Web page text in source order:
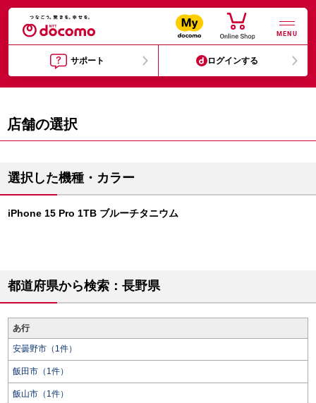
MENU
サポート ログインする
店舗の選択
選択した機種・カラー
iPhone 15 Pro 1TB ブルーチタニウム
都道府県から検索：長野県
あ行
安曇野市（1件）
飯田市（1件）
飯山市（1件）